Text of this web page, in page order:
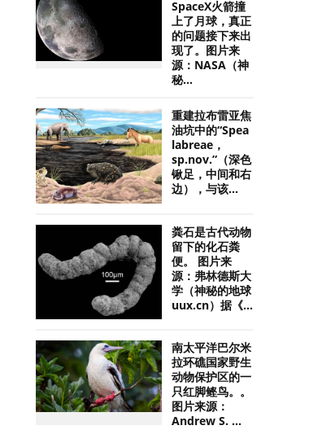
SpaceX火箭撞
上了月球，真正
的问题接下来出
现了。图片来
源：NASA（神
秘...
重建拉布雷亚焦
油坑中的“Spea
labreae，
sp.nov.”（深色
锹足，中间和右
边），与该...
粪石是古代动物
留下的化石粪
便。 图片来
源：弗林德斯大
学（神秘的地球
uux.cn）据《...
南太平洋巴尔米
拉环礁国家野生
动物保护区的一
只红脚鲣鸟。。
图片来源：
Andrew S. ...